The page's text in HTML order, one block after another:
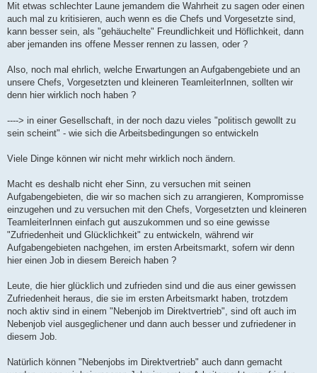
Mit etwas schlechter Laune jemandem die Wahrheit zu sagen oder einen
auch mal zu kritisieren, auch wenn es die Chefs und Vorgesetzte sind,
kann besser sein, als "gehäuchelte" Freundlichkeit und Höflichkeit, dann
aber jemanden ins offene Messer rennen zu lassen, oder ?
Also, noch mal ehrlich, welche Erwartungen an Aufgabengebiete und an
unsere Chefs, Vorgesetzten und kleineren TeamleiterInnen, sollten wir
denn hier wirklich noch haben ?
----> in einer Gesellschaft, in der noch dazu vieles "politisch gewollt zu
sein scheint" - wie sich die Arbeitsbedingungen so entwickeln
Viele Dinge können wir nicht mehr wirklich noch ändern.
Macht es deshalb nicht eher Sinn, zu versuchen mit seinen
Aufgabengebieten, die wir so machen sich zu arrangieren, Kompromisse
einzugehen und zu versuchen mit den Chefs, Vorgesetzten und kleineren
TeamleiterInnen einfach gut auszukommen und so eine gewisse
"Zufriedenheit und Glücklichkeit" zu entwickeln, während wir
Aufgabengebieten nachgehen, im ersten Arbeitsmarkt, sofern wir denn
hier einen Job in diesem Bereich haben ?
Leute, die hier glücklich und zufrieden sind und die aus einer gewissen
Zufriedenheit heraus, die sie im ersten Arbeitsmarkt haben, trotzdem
noch aktiv sind in einem "Nebenjob im Direktvertrieb", sind oft auch im
Nebenjob viel ausgeglichener und dann auch besser und zufriedener in
diesem Job.
Natürlich können "Nebenjobs im Direktvertrieb" auch dann gemacht